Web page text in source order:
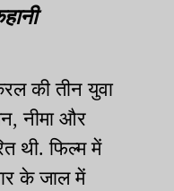
की तीन युवा
नीमा और
थी. फिल्म में
के जाल में